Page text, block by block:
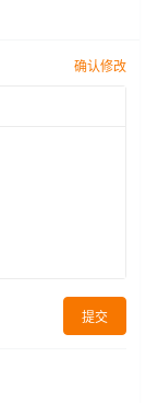
确认修改
提交